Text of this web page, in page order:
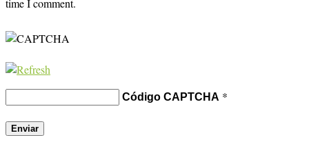
time I comment.
Código CAPTCHA *